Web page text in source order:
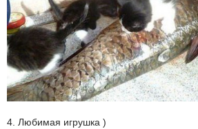
4. Любимая игрушка )